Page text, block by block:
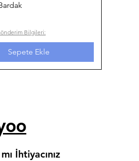
Hızlı Bakış
Bilgileri:
Sepete Ekle
İhtiyacınız